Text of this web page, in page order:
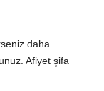
daha
Afiyet şifa